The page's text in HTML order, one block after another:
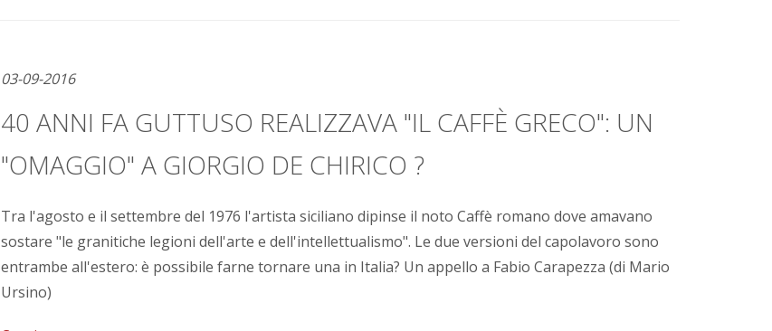
03-09-2016
40 ANNI FA GUTTUSO REALIZZAVA "IL CAFFÈ GRECO": UN
"OMAGGIO" A GIORGIO DE CHIRICO ?
Tra l'agosto e il settembre del 1976 l'artista siciliano dipinse il noto Caffè romano dove amavano
sostare "le granitiche legioni dell'arte e dell'intellettualismo". Le due versioni del capolavoro sono
entrambe all'estero: è possibile farne tornare una in Italia? Un appello a Fabio Carapezza (di Mario
Ursino)